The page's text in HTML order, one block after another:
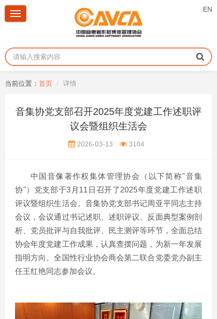
EN
Toggle
当前位置： 首页 详情
音集协党支部召开2025年度党建工作述职评
议会暨组织生活会
2026-03-13 3104
中国音像著作权集体管理协会（以下简称"音集
协"）党支部于3月11日召开了2025年度党建工作述职
评议暨组织生活会。音集协党支部书记周亚平同志主持
会议，会议通过书记述职、述职评议、反面典型案例剖
析、党员批评与自我批评、民主测评等环节，全面总结
协会年度党建工作成果，认真查摆问题，为新一年发展
指明方向。全国性行业协会商会第二联合党委党办副主
任王红艳同志参加会议。